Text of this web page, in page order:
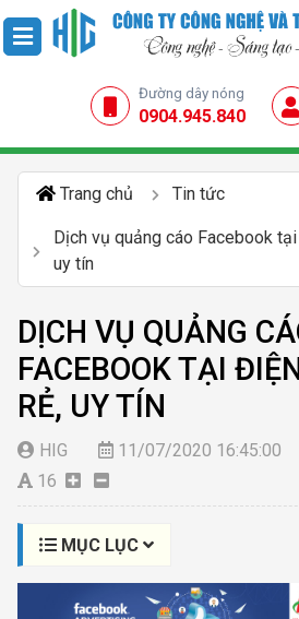
Đường dây nóng
0904.945.840
Trang chủ Tin tức
Dịch vụ quảng cáo Facebook
uy tín
DỊCH VỤ QUẢNG
FACEBOOK TẠI
RẺ, UY TÍN
HIG 11/07/2020 16:45:00
16
MỤC LỤC